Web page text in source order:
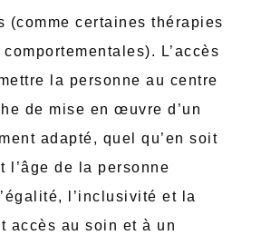
(comme certaines thérapies
L’accès
la personne au centre
de mise en œuvre d’un
adapté, quel qu’en soit
l’âge de la personne
l’inclusivité et la
accès au soin et à un